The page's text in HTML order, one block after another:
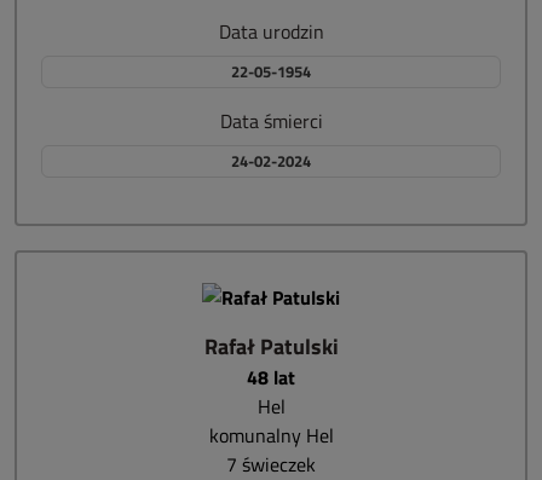
Data urodzin
22-05-1954
Data śmierci
24-02-2024
Rafał Patulski
48 lat
Hel
komunalny Hel
7 świeczek